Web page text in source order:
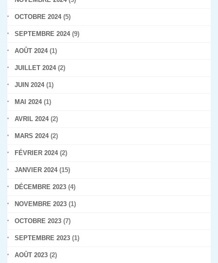
OCTOBRE 2024(5)
SEPTEMBRE 2024(9)
AOÛT 2024(1)
JUILLET 2024(2)
JUIN 2024(1)
MAI 2024(1)
AVRIL 2024(2)
MARS 2024(2)
FÉVRIER 2024(2)
JANVIER 2024(15)
DÉCEMBRE 2023 (4)
NOVEMBRE 2023 (1)
OCTOBRE 2023 (7)
SEPTEMBRE 2023 (1)
AOÛT 2023 (2)